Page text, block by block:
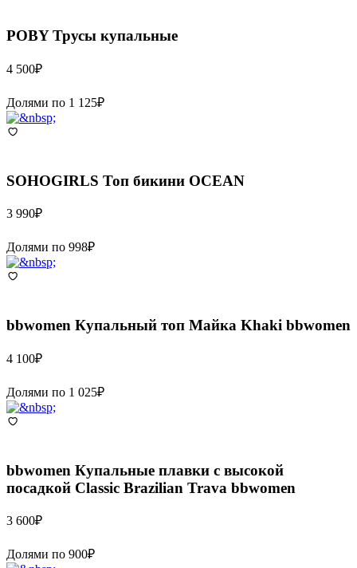
POBY Трусы купальные
4 500₽
Долями по 1 125₽
SOHOGIRLS Топ бикини OCEAN
3 990₽
Долями по 998₽
bbwomen Купальный топ Майка Khaki bbwomen
4 100₽
Долями по 1 025₽
bbwomen Купальные плавки с высокой
посадкой Classic Brazilian Trava bbwomen
3 600₽
Долями по 900₽